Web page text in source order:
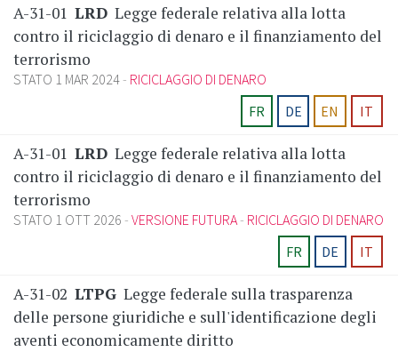
A-31-01 LRD Legge federale relativa alla lotta
contro il riciclaggio di denaro e il finanziamento del
terrorismo
STATO 1 MAR 2024 RICICLAGGIO DI DENARO
FR
DE EN IT
A-31-01 LRD Legge federale relativa alla lotta
contro il riciclaggio di denaro e il finanziamento del
terrorismo
STATO 1 OTT 2026 VERSIONE FUTURA RICICLAGGIO DI DENARO
FR
DE IT
A-31-02 LTPG Legge federale sulla trasparenza
delle persone giuridiche e sull'identificazione degli
aventi economicamente diritto